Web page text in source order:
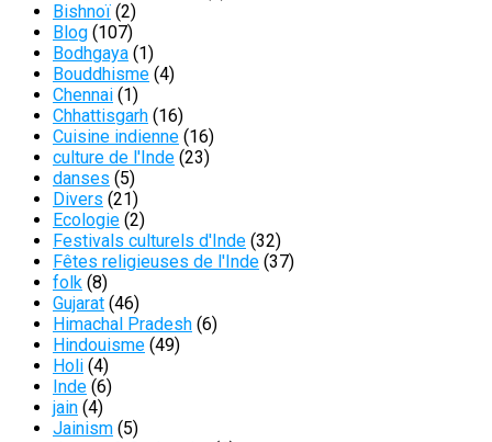
Bishnoï (2)
Blog (107)
Bodhgaya (1)
Bouddhisme (4)
Chennai (1)
Chhattisgarh (16)
Cuisine indienne (16)
culture de l'Inde (23)
danses (5)
Divers (21)
Ecologie (2)
Festivals culturels d'Inde (32)
Fêtes religieuses de l'Inde (37)
folk (8)
Gujarat (46)
Himachal Pradesh (6)
Hindouisme (49)
Holi (4)
Inde (6)
jain (4)
Jainism (5)